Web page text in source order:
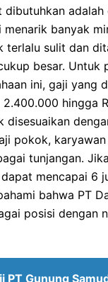
dibutuhkan
menarik banyak
terlalu sulit dan
besar. Untuk
ini, gaji yang
2.400.000 hingga
disesuaikan
pokok,
tunjangan.
mencapai 6
bahwa PT
posisi dengan
PT Gunung